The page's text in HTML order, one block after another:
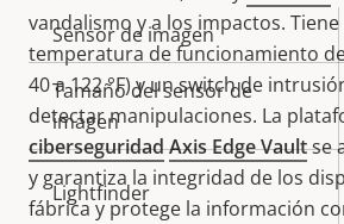
vandalismo y a los impactos.
temperatura de funcionamiento de
40 a 122 °F) y un switch de
detectar manipulaciones. La
ciberseguridadAxis Edge Vaultse
y garantiza la integridad de los
fábrica y protege la información
Descripción
de
propiedad
Valor de
la
propiedad
Sensor de imagen
Tamaño del sensor de
imagen
Lightfinder